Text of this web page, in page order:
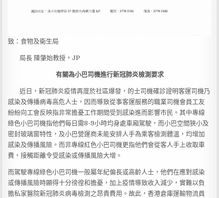
致：食物及衛生局
局長 陳肇始教授，JP
有關為小巴司機進行新冠肺炎檢測要求
近日，新冠肺炎疫情再度於社區爆發，的士司機確診證明客運司機乃
感染及傳播病毒高危人士，因而導致從事客運服務的職業司機會員工友
紛紛向工會反映指非常擔憂工作期間受到感染進而影響市民。其中專線
綠色小巴司機指他們每日需8-9小時均身處車廂駕駛，而小巴空間狹小及
密封玻璃窗特性，及小巴營運商未能安排人手為乘客檢測體溫，均增加
感染及傳播風險。而非專線紅色小巴司機更指他們會從客人手上收取車
費，接觸距離令受感染或傳播風險大增。
而駕駛專線綠色小巴司機一般屬年紀偏長或高齡人士，他們在應對感染
或傳播風險時顯得十分徬徨和擔憂，加上疫情導致收入減少，實難以負
擔私家醫院新冠肺炎病毒檢測之昂貴費用。故此，香港倉庫運輸物流員